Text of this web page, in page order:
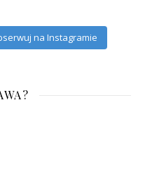
na Instagramie